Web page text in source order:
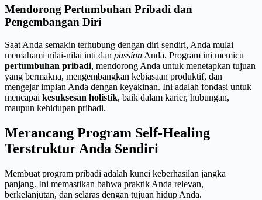
Mendorong Pertumbuhan Pribadi dan
Pengembangan Diri
Saat Anda semakin terhubung dengan diri sendiri, Anda mulai
memahami nilai-nilai inti dan passion Anda. Program ini memicu
pertumbuhan pribadi, mendorong Anda untuk menetapkan tujuan
yang bermakna, mengembangkan kebiasaan produktif, dan
mengejar impian Anda dengan keyakinan. Ini adalah fondasi untuk
mencapai kesuksesan holistik, baik dalam karier, hubungan,
maupun kehidupan pribadi.
Merancang Program Self-Healing
Terstruktur Anda Sendiri
Membuat program pribadi adalah kunci keberhasilan jangka
panjang. Ini memastikan bahwa praktik Anda relevan,
berkelanjutan, dan selaras dengan tujuan hidup Anda.